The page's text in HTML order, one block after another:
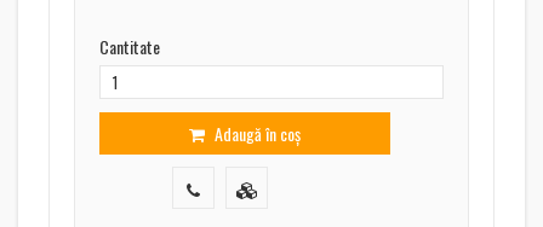
Cantitate
Adaugă în coș